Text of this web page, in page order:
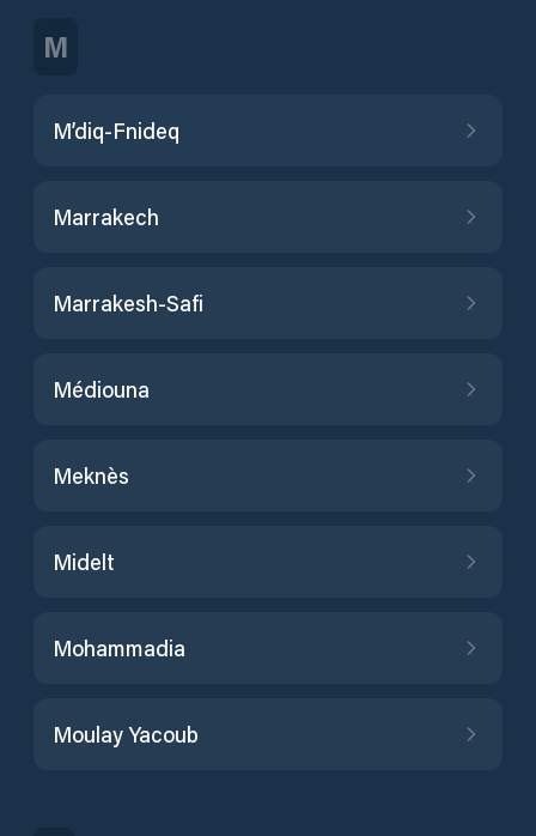
M
M’diq-Fnideq
Marrakech
Marrakesh-Safi
Médiouna
Meknès
Midelt
Mohammadia
Moulay Yacoub